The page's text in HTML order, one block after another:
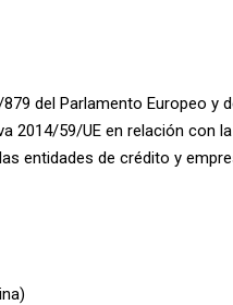
del Parlamento Europeo y
2014/59/UE en relación con
entidades de crédito y